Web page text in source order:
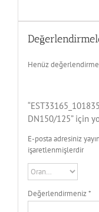
Henüz değerlendirme
DN150/125” için
E-posta adresiniz
işaretlenmişlerdir
Değerlendirmeniz*